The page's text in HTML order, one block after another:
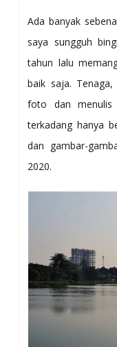
Ada banyak
saya sungguh
tahun lalu
baik saja.
foto dan menulis
terkadang hanya
dan gambar-
2020.